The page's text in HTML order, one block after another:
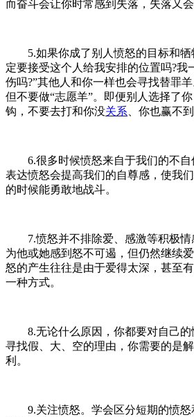
而奋斗会让你时常感到失落，失落又会
5.如果你成了别人愤怒的目标和牺
定要接受这个人给我安排的位置吗?我
伤吗?”其他人和你一样也会寻找替罪
但不要做“志愿羊”。即便别人选择了
钩，不要去打和你没关系、你也赢不
6.很多时候愤怒来自于我们的不自
表达愤怒会提高我们的自尊感，使我
的时候能勇敢地战斗。
7.愤怒并不排除爱、感激等积极情
为他或她感到怒不可遏，但仍然继续
怒的产生往往是由于爱得太深，甚至
一种方式。
8.无论什么原因，你都要对自己的
寻找假、大、空的理由，你需要的是
利。
9.关注愤怒。学会区分短期的愤怒